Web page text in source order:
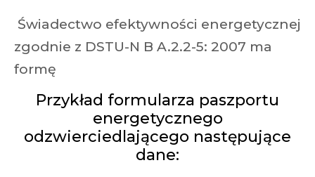
Świadectwo efektywności energetycznej
zgodnie z DSTU-N B A.2.2-5: 2007 ma
formę
Przykład formularza paszportu
energetycznego
odzwierciedlającego następujące
dane: